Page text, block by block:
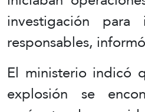
investigación
responsables,
El ministerio indicó
explosión se